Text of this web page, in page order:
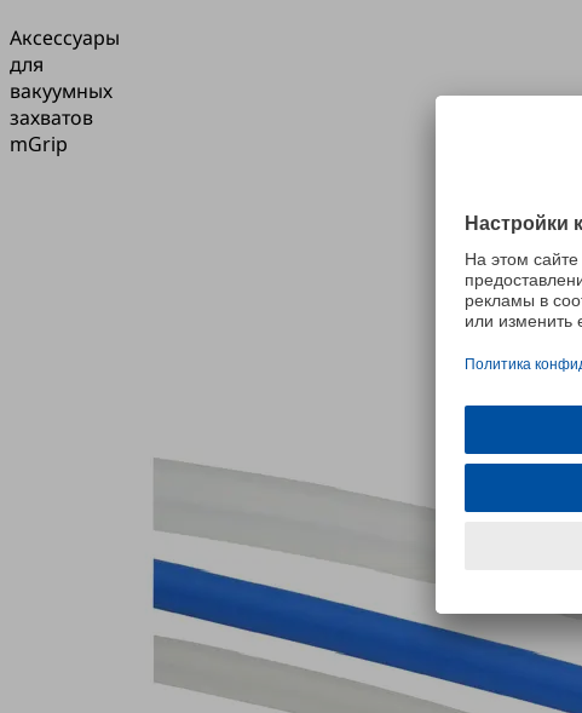
Аксессуары
для
вакуумных
захватов
mGrip
непосредственно